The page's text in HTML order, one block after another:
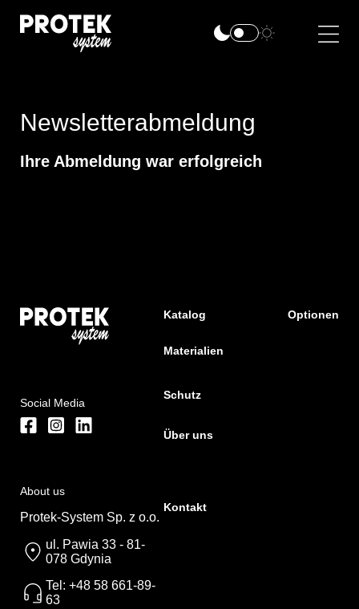
Newsletterabmeldung
Ihre Abmeldung war erfolgreich
Social Media
About us
Protek-System Sp. z o.o.
ul. Pawia 33 - 81-
078 Gdynia
Tel: +48 58 661-89-
63
Katalog Optionen
Materialien
Schutz
Über uns
Kontakt